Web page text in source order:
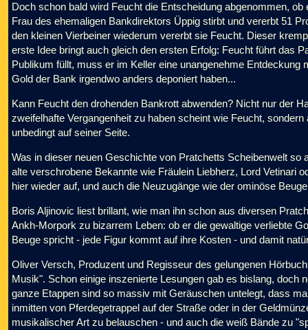
Doch schon bald wird Feucht die Entscheidung abgenommen,
Frau des ehemaligen Bankdirektors Üppig stirbt und vererbt 51
den kleinen Vierbeiner wiederum vererbt sie Feucht. Dieser
erste Idee bringt auch gleich den ersten Erfolg: Feucht führt das
Publikum füllt, muss er im Keller eine unangenehme
Gold der Bank irgendwo anders deponiert haben...
Kann Feucht den drohenden Bankrott abwenden? Nicht nur der
zweifelhafte Vergangenheit zu haben scheint wie Feucht,
unbedingt auf seiner Seite.
Was in dieser neuen Geschichte von Pratchetts Scheibenwelt
alte verschrobene Bekannte wie Fräulein Liebherz, Lord Vetinari
hier wieder auf, und auch die Neuzugänge wie der ominöse
Boris Aljinovic liest brillant, wie man ihn schon aus diversen
Ankh-Morpork zu bizarrem Leben: ob er die gewaltige verliebte
Beuge spricht - jede Figur kommt auf ihre Kosten - und damit
Oliver Versch, Produzent und Regisseur des gelungenen
Musik". Schon einige inszenierte Lesungen gab es bislang, doch
ganze Etappen sind so massiv mit Geräuschen untelegt, dass
inmitten von Pferdegetrappel auf der Straße oder in der
musikalischer Art zu belauschen - und auch die weiß Bände zu